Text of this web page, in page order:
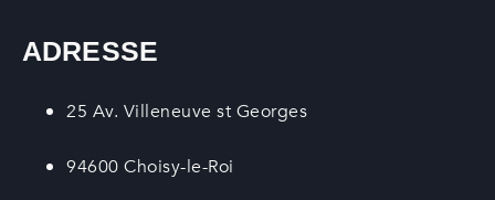
ADRESSE
25 Av. Villeneuve st Georges
94600 Choisy-le-Roi